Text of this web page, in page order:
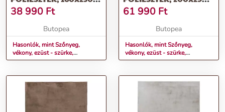
CM - AMBERLYN
38 990 Ft
Butopea
Hasonlók, mint Szőnyeg,
vékony, ezüst - szürke,
poliészter, 160x230 cm -
CM - AMBERLYN
61 990 Ft
Butopea
Hasonlók, mint Szőnyeg,
vékony, ezüst - szürke,
poliészter, 200x290 cm -